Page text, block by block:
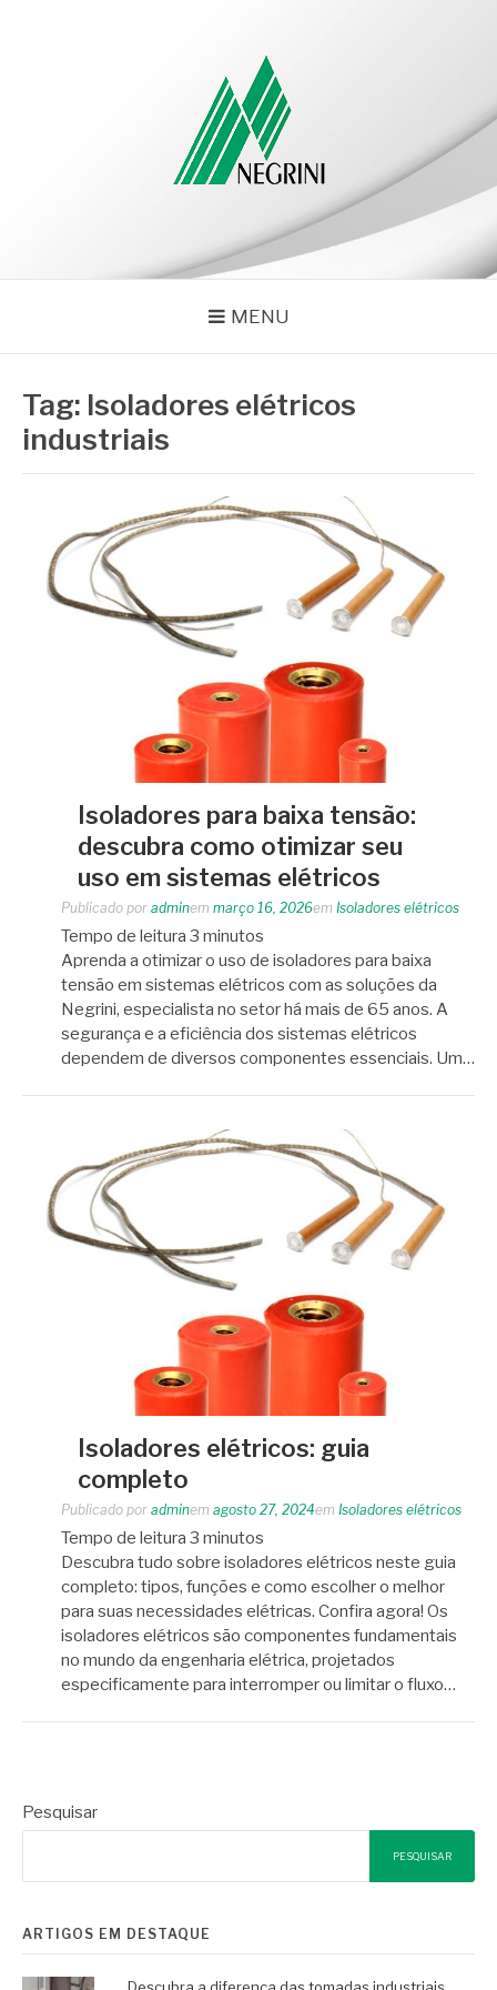
MENU
Tag: Isoladores elétricos
industriais
Isoladores para baixa tensão:
descubra como otimizar seu
uso em sistemas elétricos
Publicado por adminem março 16, 2026em Isoladores elétricos
Tempo de leitura 3 minutos
Aprenda a otimizar o uso de isoladores para baixa
tensão em sistemas elétricos com as soluções da
Negrini, especialista no setor há mais de 65 anos. A
segurança e a eficiência dos sistemas elétricos
dependem de diversos componentes essenciais. Um…
Isoladores elétricos: guia
completo
Publicado por adminem agosto 27, 2024em Isoladores elétricos
Tempo de leitura 3 minutos
Descubra tudo sobre isoladores elétricos neste guia
completo: tipos, funções e como escolher o melhor
para suas necessidades elétricas. Confira agora! Os
isoladores elétricos são componentes fundamentais
no mundo da engenharia elétrica, projetados
especificamente para interromper ou limitar o fluxo…
Pesquisar
PESQUISAR
ARTIGOS EM DESTAQUE